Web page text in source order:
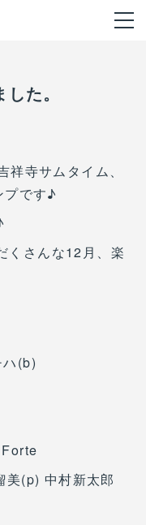
た。
寺サムタイム、
プです♪
くさんな12月、楽
(b)
(p) 中村新太郎